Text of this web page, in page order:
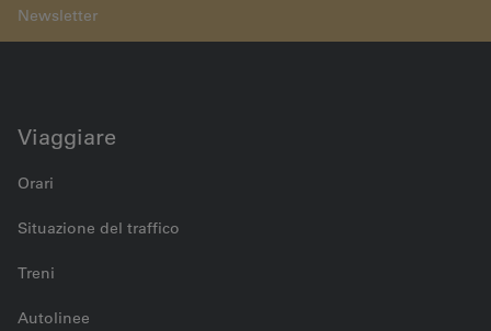
Viaggiare
Orari
Situazione del traffico
Treni
Autolinee